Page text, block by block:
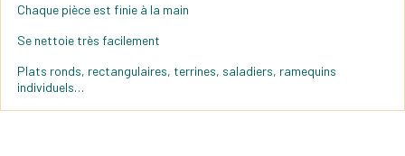
Chaque pièce est finie à la main
Se nettoie très facilement
Plats ronds, rectangulaires, terrines, saladiers, ramequins
individuels…